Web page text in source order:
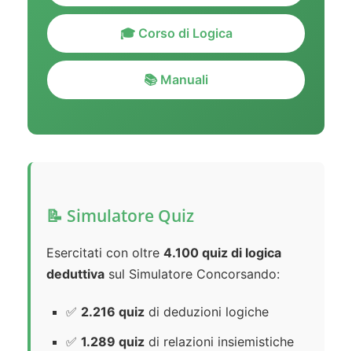
🎓 Corso di Logica
📚 Manuali
📝 Simulatore Quiz
Esercitati con oltre 4.100 quiz di logica
deduttiva sul Simulatore Concorsando:
✅ 2.216 quiz di deduzioni logiche
✅ 1.289 quiz di relazioni insiemistiche